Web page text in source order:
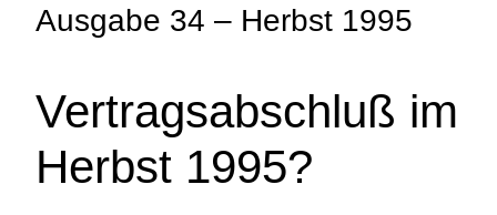
Ausgabe 34 – Herbst 1995
Vertragsabschluß im
Herbst 1995?